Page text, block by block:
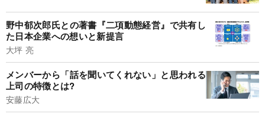
野中郁次郎氏との著書『二項動態経営』で共有し
た日本企業への想いと新提言
大坪 亮
メンバーから「話を聞いてくれない」と思われる
上司の特徴とは?
安藤広大